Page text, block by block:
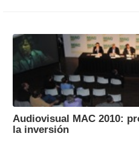
Audiovisual MAC 2010:
la inversión